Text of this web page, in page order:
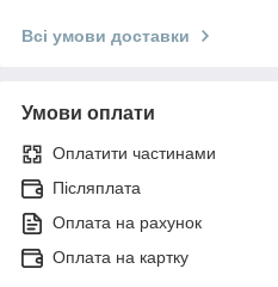
Всі умови доставки
Умови оплати
Оплатити частинами
Післяплата
Оплата на рахунок
Оплата на картку